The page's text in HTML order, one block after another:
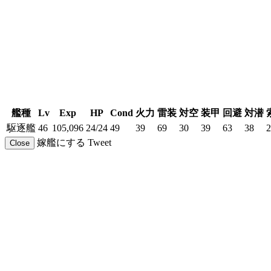
艦種 Lv Exp HP Cond 火力 雷装 対空 装甲 回避 対潜
駆逐艦 46 105,096 24/24 49 39 69 30 39 63 38
Close 嫁艦にする Tweet